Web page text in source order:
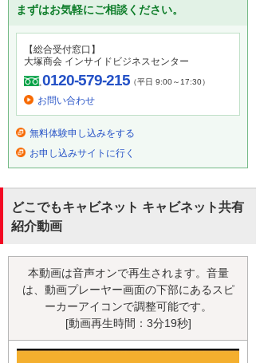
まずはお気軽にご相談ください。
【総合受付窓口】
大塚商会 インサイドビジネスセンター
0120-579-215（平日 9:00～17:30）
お問い合わせ
無料体験申し込みをする
お申し込みサイトに行く
どこでもキャビネット キャビネット共有
紹介動画
本動画は音声オンで再生されます。音量
は、動画プレーヤー画面の下部にあるスピ
ーカーアイコンで調整可能です。
[動画再生時間：3分19秒]